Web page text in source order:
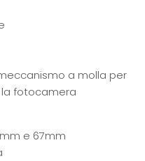
a molla per
fotocamera
e 67mm